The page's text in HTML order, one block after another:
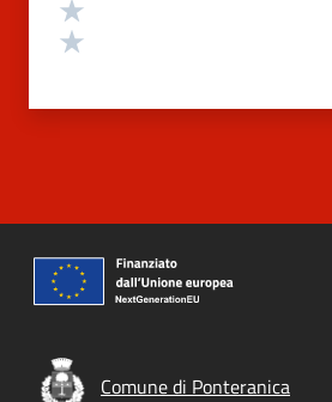
Comune di Ponteranica